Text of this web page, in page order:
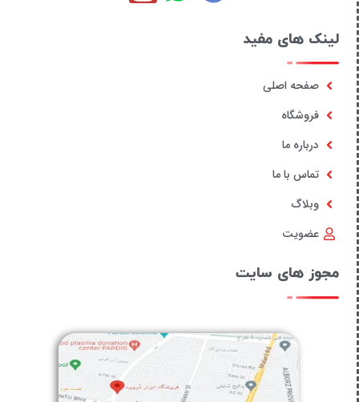
لینک های مفید
صفحه اصلی
فروشگاه
درباره ما
تماس با ما
وبلاگ
عضویت
مجوز های سایت